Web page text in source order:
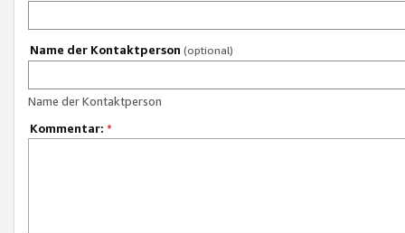
Name der Kontaktperson (optional)
Name der Kontaktperson
Kommentar: *